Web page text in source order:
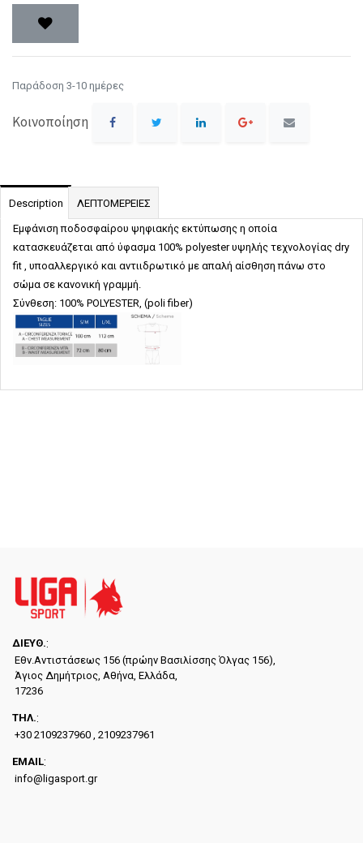
Παράδοση 3-10 ημέρες
Κοινοποίηση
Description ΛΕΠΤΟΜΕΡΕΙΕΣ
Εμφάνιση ποδοσφαίρου ψηφιακής εκτύπωσης η οποία
κατασκευάζεται από ύφασμα 100% polyesterυψηλής τεχνολογίας dry
fit , υποαλλεργικό και αντιιδρωτικό με απαλή αίσθηση πάνω στο
σώμα σε κανονική γραμμή.
Σύνθεση: 100% POLYESTER, (poli fiber)
ΔΙΕYΘ.:
Εθν.Αντιστάσεως 156 (πρώην Βασιλίσσης Όλγας 156),
Άγιος Δημήτριος, Αθήνα, Ελλάδα,
17236
ΤΗΛ.:
+30 2109237960 , 2109237961
EMAIL:
info@ligasport.gr